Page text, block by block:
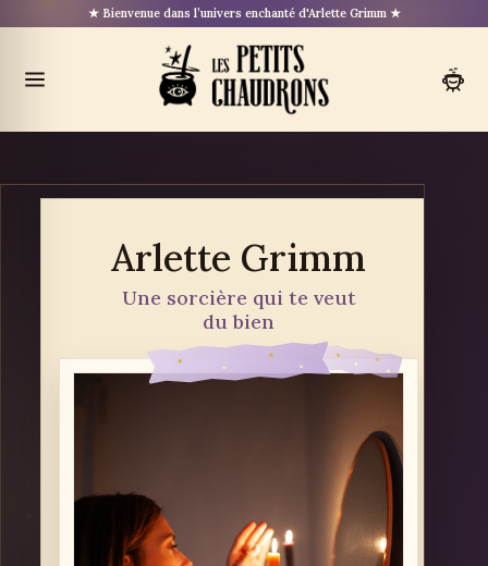
au
★ Bienvenue dans l’univers enchanté d'Arlette Grimm ★
Ouvrir
le
Arlette Grimm
Une sorcière qui te veut
du bien